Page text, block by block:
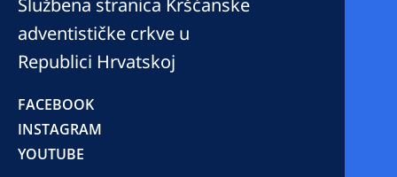
adventističke crkve u
Republici Hrvatskoj
FACEBOOK
INSTAGRAM
YOUTUBE